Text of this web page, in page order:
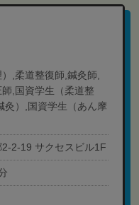
,柔道整復師,鍼灸師,
師,国資学生（柔道整
灸）,国資学生（あん摩
2-19 サクセスビル1F